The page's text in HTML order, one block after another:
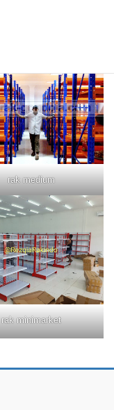
rak medium
rak minimarket